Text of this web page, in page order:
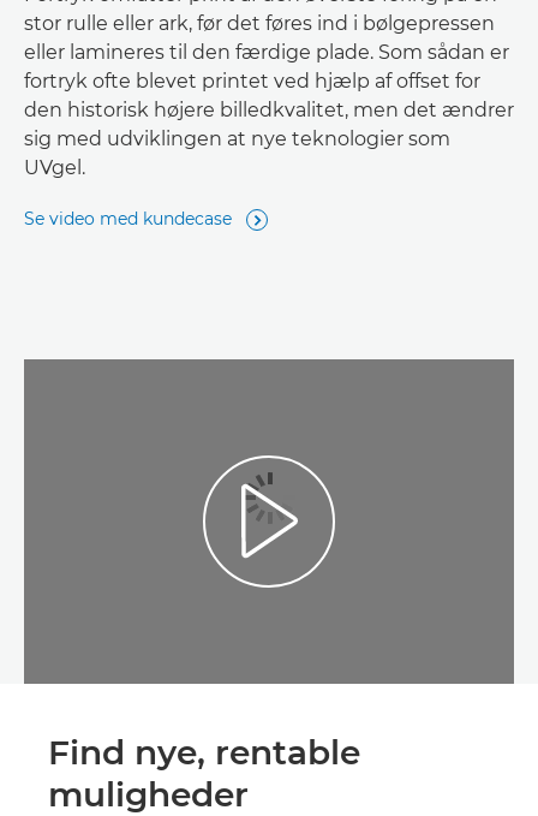
stor rulle eller ark, før det føres ind i bølgepressen
eller lamineres til den færdige plade. Som sådan er
fortryk ofte blevet printet ved hjælp af offset for
den historisk højere billedkvalitet, men det ændrer
sig med udviklingen at nye teknologier som
UVgel.
Se video med kundecase 
Play Video
Find nye, rentable
muligheder